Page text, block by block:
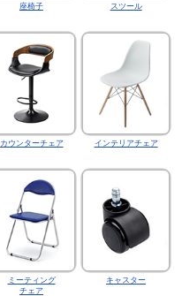
座椅子 スツール
カウンターチェア インテリアチェア
ミーティング
チェア
キャスター